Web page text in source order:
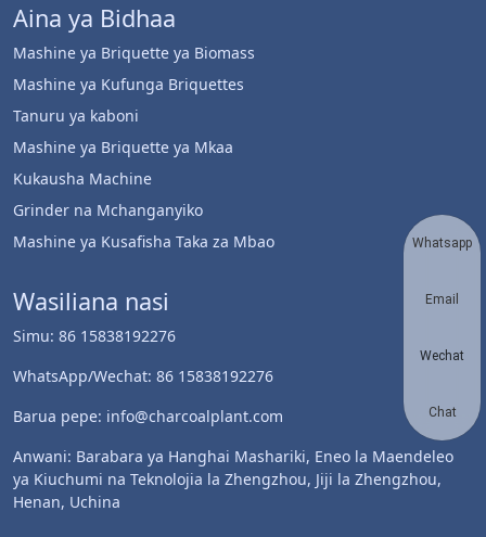
Aina ya Bidhaa
Mashine ya Briquette ya Biomass
Mashine ya Kufunga Briquettes
Tanuru ya kaboni
Mashine ya Briquette ya Mkaa
Kukausha Machine
Grinder na Mchanganyiko
Mashine ya Kusafisha Taka za Mbao
Wasiliana nasi
Simu: 86 15838192276
WhatsApp/Wechat: 86 15838192276
Barua pepe: info@charcoalplant.com
Anwani: Barabara ya Hanghai Mashariki, Eneo la Maendeleo
ya Kiuchumi na Teknolojia la Zhengzhou, Jiji la Zhengzhou,
Henan, Uchina
Whatsapp
Email
Wechat
Chat